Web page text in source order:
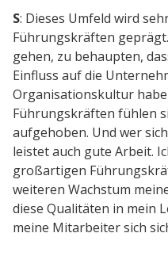
S: Dieses Umfeld wird
Führungskräften
gehen, zu behaupten,
Einfluss auf die
Organisationskultur
Führungskräften fühlen
aufgehoben. Und wer
leistet auch gute Arbeit.
großartigen
weiteren Wachstum
diese Qualitäten in mein
meine Mitarbeiter sich